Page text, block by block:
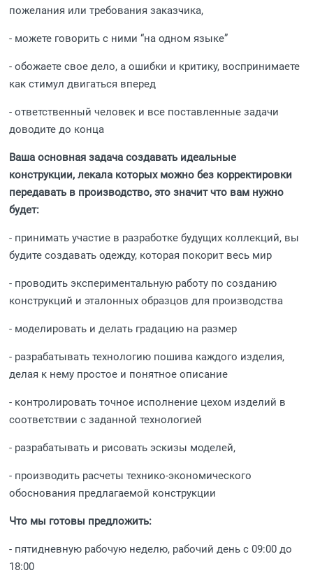
пожелания или требования заказчика,
- можете говорить с ними “на одном языке”
- обожаете свое дело, а ошибки и критику, воспринимаете
как стимул двигаться вперед
- ответственный человек и все поставленные задачи
доводите до конца
Ваша основная задача создавать идеальные
конструкции, лекала которых можно без корректировки
передавать в производство, это значит что вам нужно
будет:
- принимать участие в разработке будущих коллекций, вы
будите создавать одежду, которая покорит весь мир
- проводить экспериментальную работу по созданию
конструкций и эталонных образцов для производства
- моделировать и делать градацию на размер
- разрабатывать технологию пошива каждого изделия,
делая к нему простое и понятное описание
- контролировать точное исполнение цехом изделий в
соответствии с заданной технологией
- разрабатывать и рисовать эскизы моделей,
- производить расчеты технико-экономического
обоснования предлагаемой конструкции
Что мы готовы предложить:
- пятидневную рабочую неделю, рабочий день с 09:00 до
18:00